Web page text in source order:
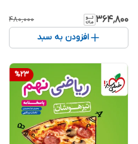
۳۶۴٬۸۰۰ ۴۸۰٬۰۰۰
افزودن به سبد
%23